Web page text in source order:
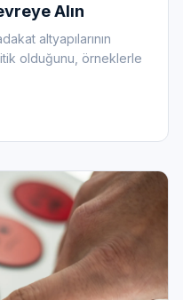
Alın
altyapılarının
olduğunu, örneklerle